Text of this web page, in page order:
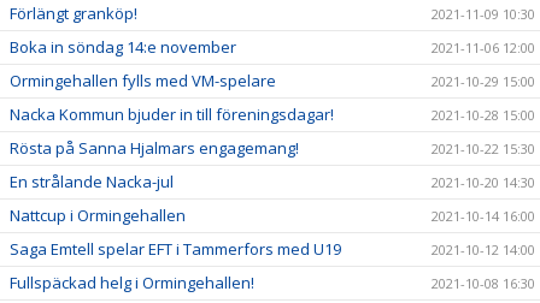
Förlängt granköp! 2021-11-09 10:30
Boka in söndag 14:e november 2021-11-06 12:00
Ormingehallen fylls med VM-spelare 2021-10-29 15:00
Nacka Kommun bjuder in till föreningsdagar! 2021-10-28 15:00
Rösta på Sanna Hjalmars engagemang! 2021-10-22 15:30
En strålande Nacka-jul 2021-10-20 14:30
Nattcup i Ormingehallen 2021-10-14 16:00
Saga Emtell spelar EFT i Tammerfors med U19 2021-10-12 14:00
Fullspäckad helg i Ormingehallen! 2021-10-08 16:30